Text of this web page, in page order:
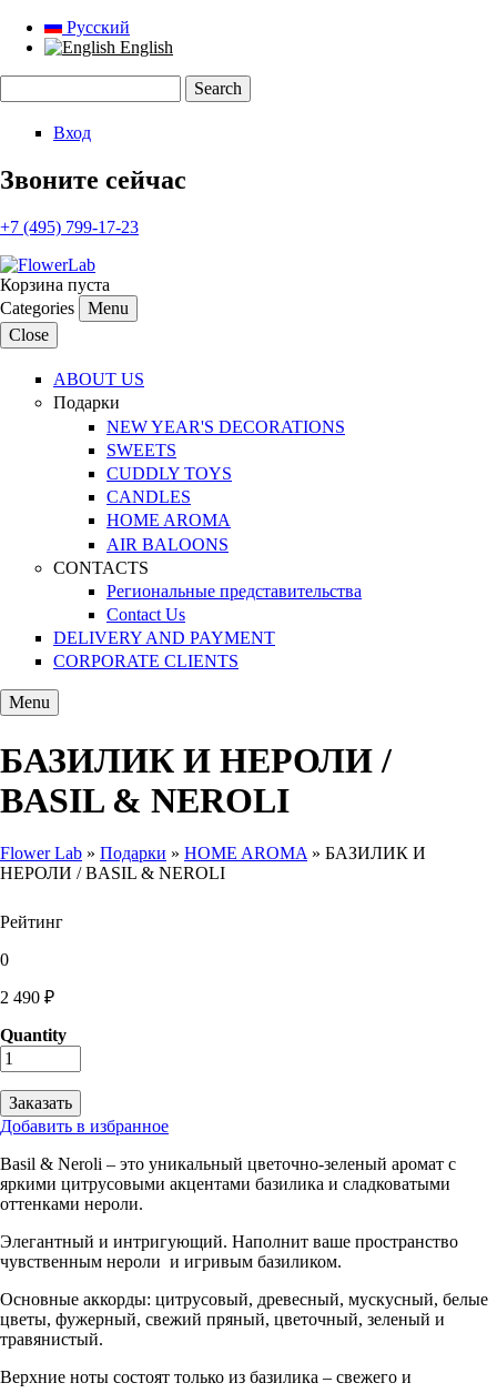
Русский
English
Search form
Вход
Звоните сейчас
+7 (495) 799-17-23
Корзина пуста
Categories
Menu
Close
ABOUT US
Подарки
NEW YEAR'S DECORATIONS
SWEETS
CUDDLY TOYS
CANDLES
HOME AROMA
AIR BALOONS
CONTACTS
Региональные представительства
Contact Us
DELIVERY AND PAYMENT
CORPORATE CLIENTS
Menu
БАЗИЛИК И НЕРОЛИ /
BASIL & NEROLI
You are here
Flower Lab » Подарки » HOME AROMA » БАЗИЛИК И
НЕРОЛИ / BASIL & NEROLI
Рейтинг
0
2 490 ₽
Quantity
Добавить в избранное
Basil & Neroli – это уникальный цветочно-зеленый аромат с
яркими цитрусовыми акцентами базилика и сладковатыми
оттенками нероли.
Элегантный и интригующий. Наполнит ваше пространство
чувственным нероли и игривым базиликом.
Основные аккорды: цитрусовый, древесный, мускусный, белые
цветы, фужерный, свежий пряный, цветочный, зеленый и
травянистый.
Верхние ноты состоят только из базилика – свежего и